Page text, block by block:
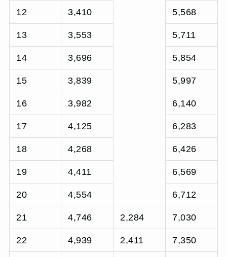
12 3,410 5,568
13 3,553 5,711
14 3,696 5,854
15 3,839 5,997
16 3,982 6,140
17 4,125 6,283
18 4,268 6,426
19 4,411 6,569
20 4,554 6,712
21 4,746 2,284 7,030
22 4,939 2,411 7,350